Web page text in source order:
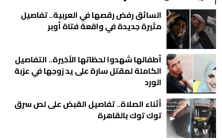
السائق رفض رقصها في العربية.. تفاصيل
مثيرة جديدة في واقعة فتاة أوبر
أطفالها شهدوا لحظاتها الأخيرة.. التفاصيل
الكاملة لمقتل سارة على يد زوجها في عزبة
الورد
أثناء الصلاة.. تفاصيل القبض على لص سرق
توك توك بالقاهرة